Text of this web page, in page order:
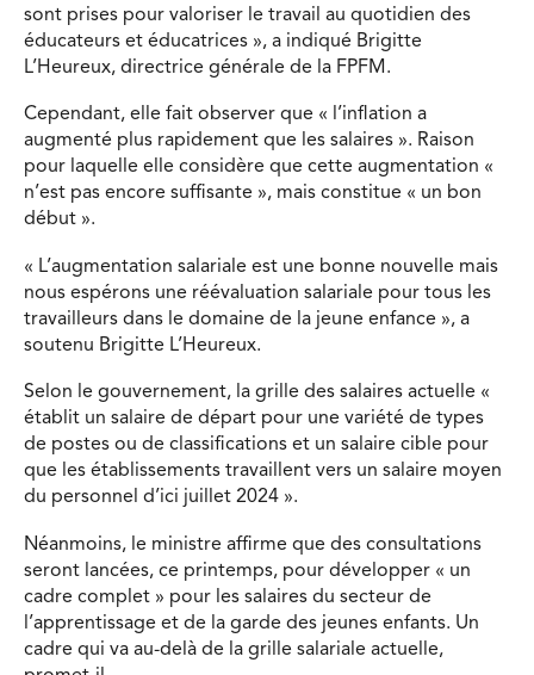
sont prises pour valoriser le travail au quotidien des
éducateurs et éducatrices », a indiqué Brigitte
L’Heureux, directrice générale de la FPFM.
Cependant, elle fait observer que « l’inflation a
augmenté plus rapidement que les salaires ». Raison
pour laquelle elle considère que cette augmentation «
n’est pas encore suffisante », mais constitue « un bon
début ».
« L’augmentation salariale est une bonne nouvelle mais
nous espérons une réévaluation salariale pour tous les
travailleurs dans le domaine de la jeune enfance », a
soutenu Brigitte L’Heureux.
Selon le gouvernement, la grille des salaires actuelle «
établit un salaire de départ pour une variété de types
de postes ou de classifications et un salaire cible pour
que les établissements travaillent vers un salaire moyen
du personnel d’ici juillet 2024 ».
Néanmoins, le ministre affirme que des consultations
seront lancées, ce printemps, pour développer « un
cadre complet » pour les salaires du secteur de
l’apprentissage et de la garde des jeunes enfants. Un
cadre qui va au-delà de la grille salariale actuelle,